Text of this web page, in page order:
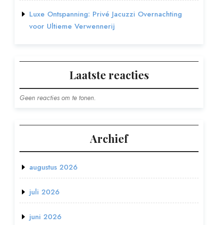
Luxe Ontspanning: Privé Jacuzzi Overnachting
voor Ultieme Verwennerij
Laatste reacties
Geen reacties om te tonen.
Archief
augustus 2026
juli 2026
juni 2026